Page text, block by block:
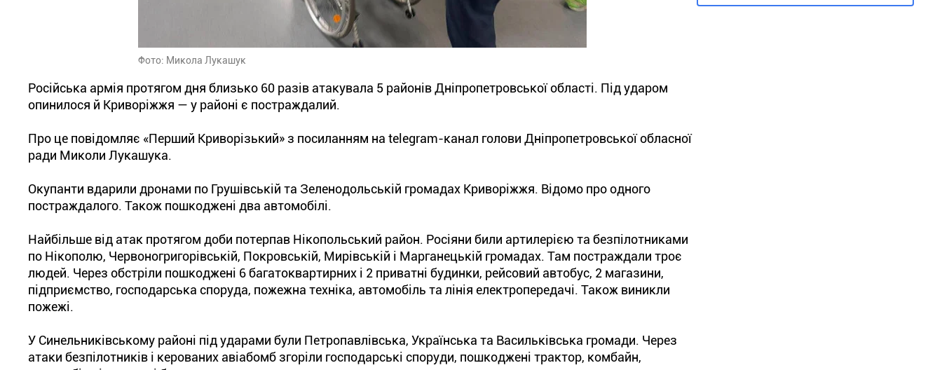
Фото: Микола Лукашук
Російська армія протягом дня близько 60 разів атакувала 5 районів Дніпропетровської області. Під ударом
опинилося й Криворіжжя — у районі є постраждалий.
Про це повідомляє «Перший Криворізький» з посиланням на telegram-канал голови Дніпропетровської обласної
ради Миколи Лукашука.
Окупанти вдарили дронами по Грушівській та Зеленодольській громадах Криворіжжя. Відомо про одного
постраждалого. Також пошкоджені два автомобілі.
Найбільше від атак протягом доби потерпав Нікопольський район. Росіяни били артилерією та безпілотниками
по Нікополю, Червоногригорівській, Покровській, Мирівській і Марганецькій громадах. Там постраждали троє
людей. Через обстріли пошкоджені 6 багатоквартирних і 2 приватні будинки, рейсовий автобус, 2 магазини,
підприємство, господарська споруда, пожежна техніка, автомобіль та лінія електропередачі. Також виникли
пожежі.
У Синельниківському районі під ударами були Петропавлівська, Українська та Васильківська громади. Через
атаки безпілотників і керованих авіабомб згоріли господарські споруди, пошкоджені трактор, комбайн,